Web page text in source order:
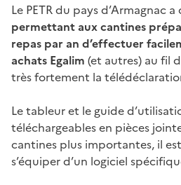
Le PETR du pays d’Armagnac
permettant aux cantines
repas par an d’effectuer
achats Egalim (et autres) au fil
très fortement la
Le tableur et le guide
téléchargeables en pièces
cantines plus importantes, il
s’équiper d’un logiciel